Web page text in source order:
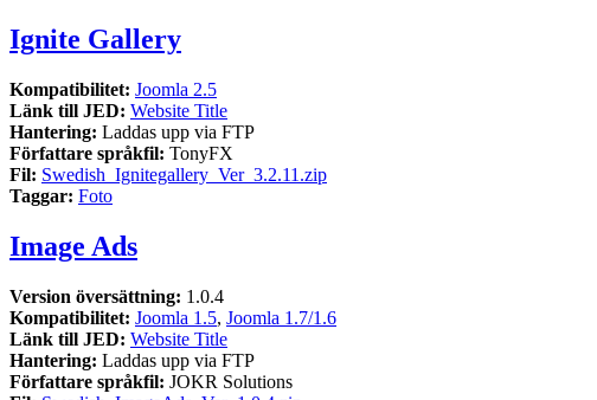
Ignite Gallery
Kompatibilitet: Joomla 2.5
Länk till JED: Website Title
Hantering: Laddas upp via FTP
Författare språkfil: TonyFX
Fil: Swedish_Ignitegallery_Ver_3.2.11.zip
Taggar: Foto
Image Ads
Version översättning: 1.0.4
Kompatibilitet: Joomla 1.5, Joomla 1.7/1.6
Länk till JED: Website Title
Hantering: Laddas upp via FTP
Författare språkfil: JOKR Solutions